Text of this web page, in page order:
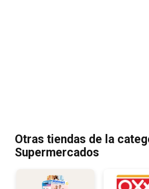
Otras tiendas de la
Supermercados